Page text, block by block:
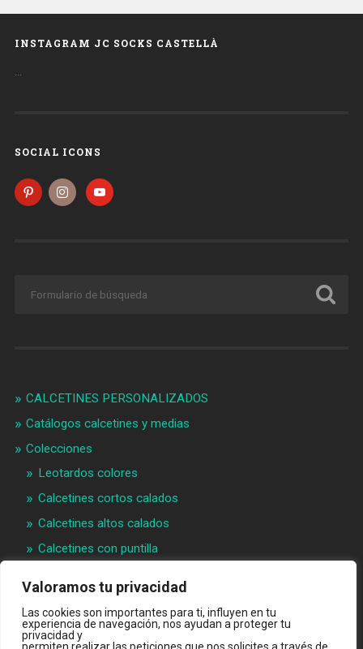
Valoramos tu privacidad
Las cookies son importantes para ti, influyen en tu
experiencia de navegación, nos ayudan a proteger tu
privacidad y
INSTAGRAM JC SOCKS CASTELLÀ
…
SOCIAL ICONS
CALCETINES PERSONALIZADOS
Catálogos calcetines y medias
Colecciones
Leotardos colores
Calcetines cortos calados
Calcetines altos calados
Calcetines con puntilla
Materias primeras
Videos